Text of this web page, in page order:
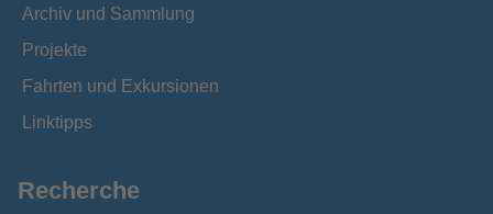
Archiv und Sammlung
Projekte
Fahrten und Exkursionen
Linktipps
Recherche